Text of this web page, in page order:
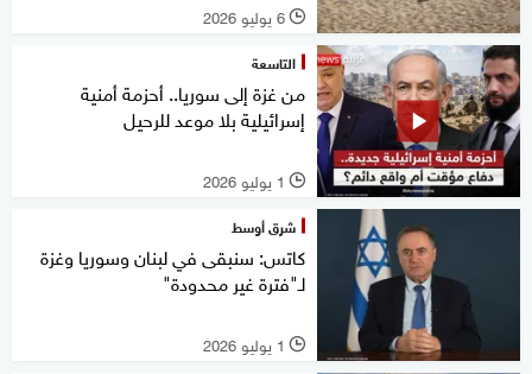
l 6 يوليو 2026
التاسعة
من غزة إلى سوريا.. أحزمة أمنية
إسرائيلية بلا موعد للرحيل
l 1 يوليو 2026
شرق أوسط
كاتس: سنبقى في لبنان وسوريا وغزة
لـ"فترة غير محدودة"
l 1 يوليو 2026